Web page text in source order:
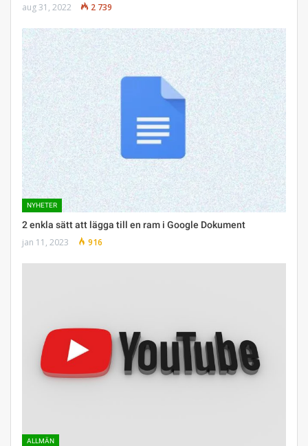
aug 31, 2022 2 739
NYHETER
2 enkla sätt att lägga till en ram i Google Dokument
jan 11, 2023 916
ALLMÄN